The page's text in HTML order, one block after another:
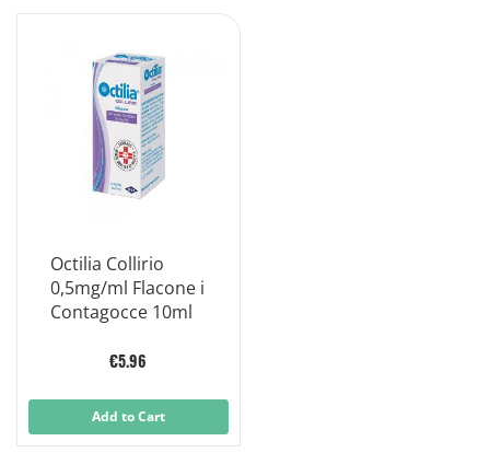
Octilia Collirio
0,5mg/ml Flacone i
Contagocce 10ml
€5.96
Add to Cart